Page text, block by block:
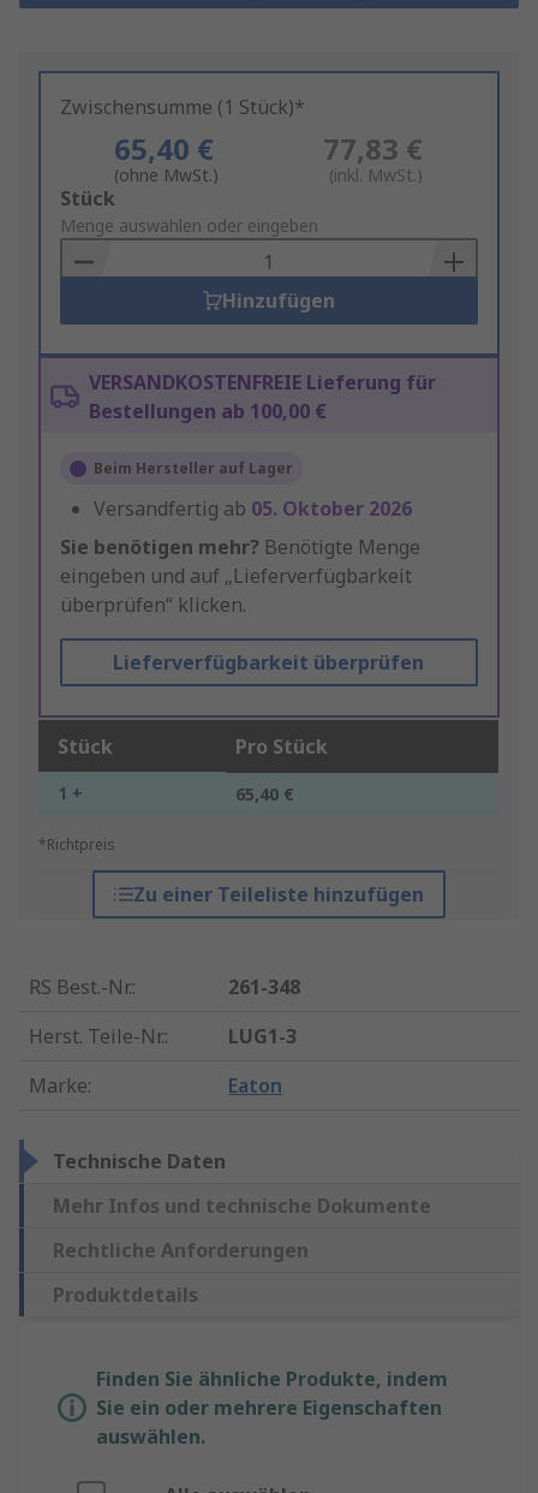
Zwischensumme (1 Stück)*
65,40 €
(ohne MwSt.)
77,83 €
(inkl. MwSt.)
Add
to
Basket
Stück
Menge auswählen oder eingeben
Hinzufügen
VERSANDKOSTENFREIE Lieferung für
Bestellungen ab 100,00 €
Beim Hersteller auf Lager
Versandfertig ab 05. Oktober 2026
Sie benötigen mehr? Benötigte Menge
eingeben und auf „Lieferverfügbarkeit
überprüfen“ klicken.
Lieferverfügbarkeit überprüfen
Stück Pro Stück
1 + 65,40 €
*Richtpreis
Zu einer Teileliste hinzufügen
RS Best.-Nr.:
261-348
Herst. Teile-Nr.:
LUG1-3
Marke: Eaton
Technische Daten
Mehr Infos und technische Dokumente
Rechtliche Anforderungen
Produktdetails
Finden Sie ähnliche Produkte, indem
Sie ein oder mehrere Eigenschaften
auswählen.